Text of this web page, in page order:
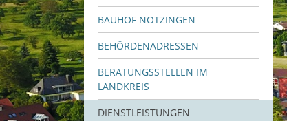
BAUHOF NOTZINGEN
BEHÖRDENADRESSEN
BERATUNGSSTELLEN IM
LANDKREIS
DIENSTLEISTUNGEN